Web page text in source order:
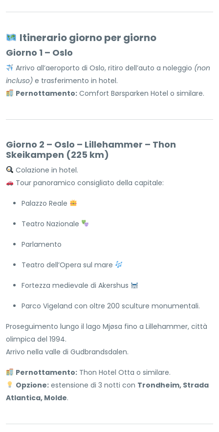
Itinerario giorno per giorno
Giorno 1 – Oslo
Arrivo all’aeroporto di Oslo, ritiro dell’auto a noleggio (non
incluso) e trasferimento in hotel.
Pernottamento:Comfort Børsparken Hotel o similare.
Giorno 2 – Oslo – Lillehammer – Thon
Skeikampen (225 km)
Colazione in hotel.
Tour panoramico consigliato della capitale:
Palazzo Reale
Teatro Nazionale
Parlamento
Teatro dell’Opera sul mare
Fortezza medievale di Akershus
Parco Vigeland con oltre 200 sculture monumentali.
Proseguimento lungo il lago Mjøsa fino a Lillehammer, città
olimpica del 1994.
Arrivo nella valle di Gudbrandsdalen.
Pernottamento:Thon Hotel Otta o similare.
Opzione:estensione di 3 notti con Trondheim, Strada
Atlantica, Molde.